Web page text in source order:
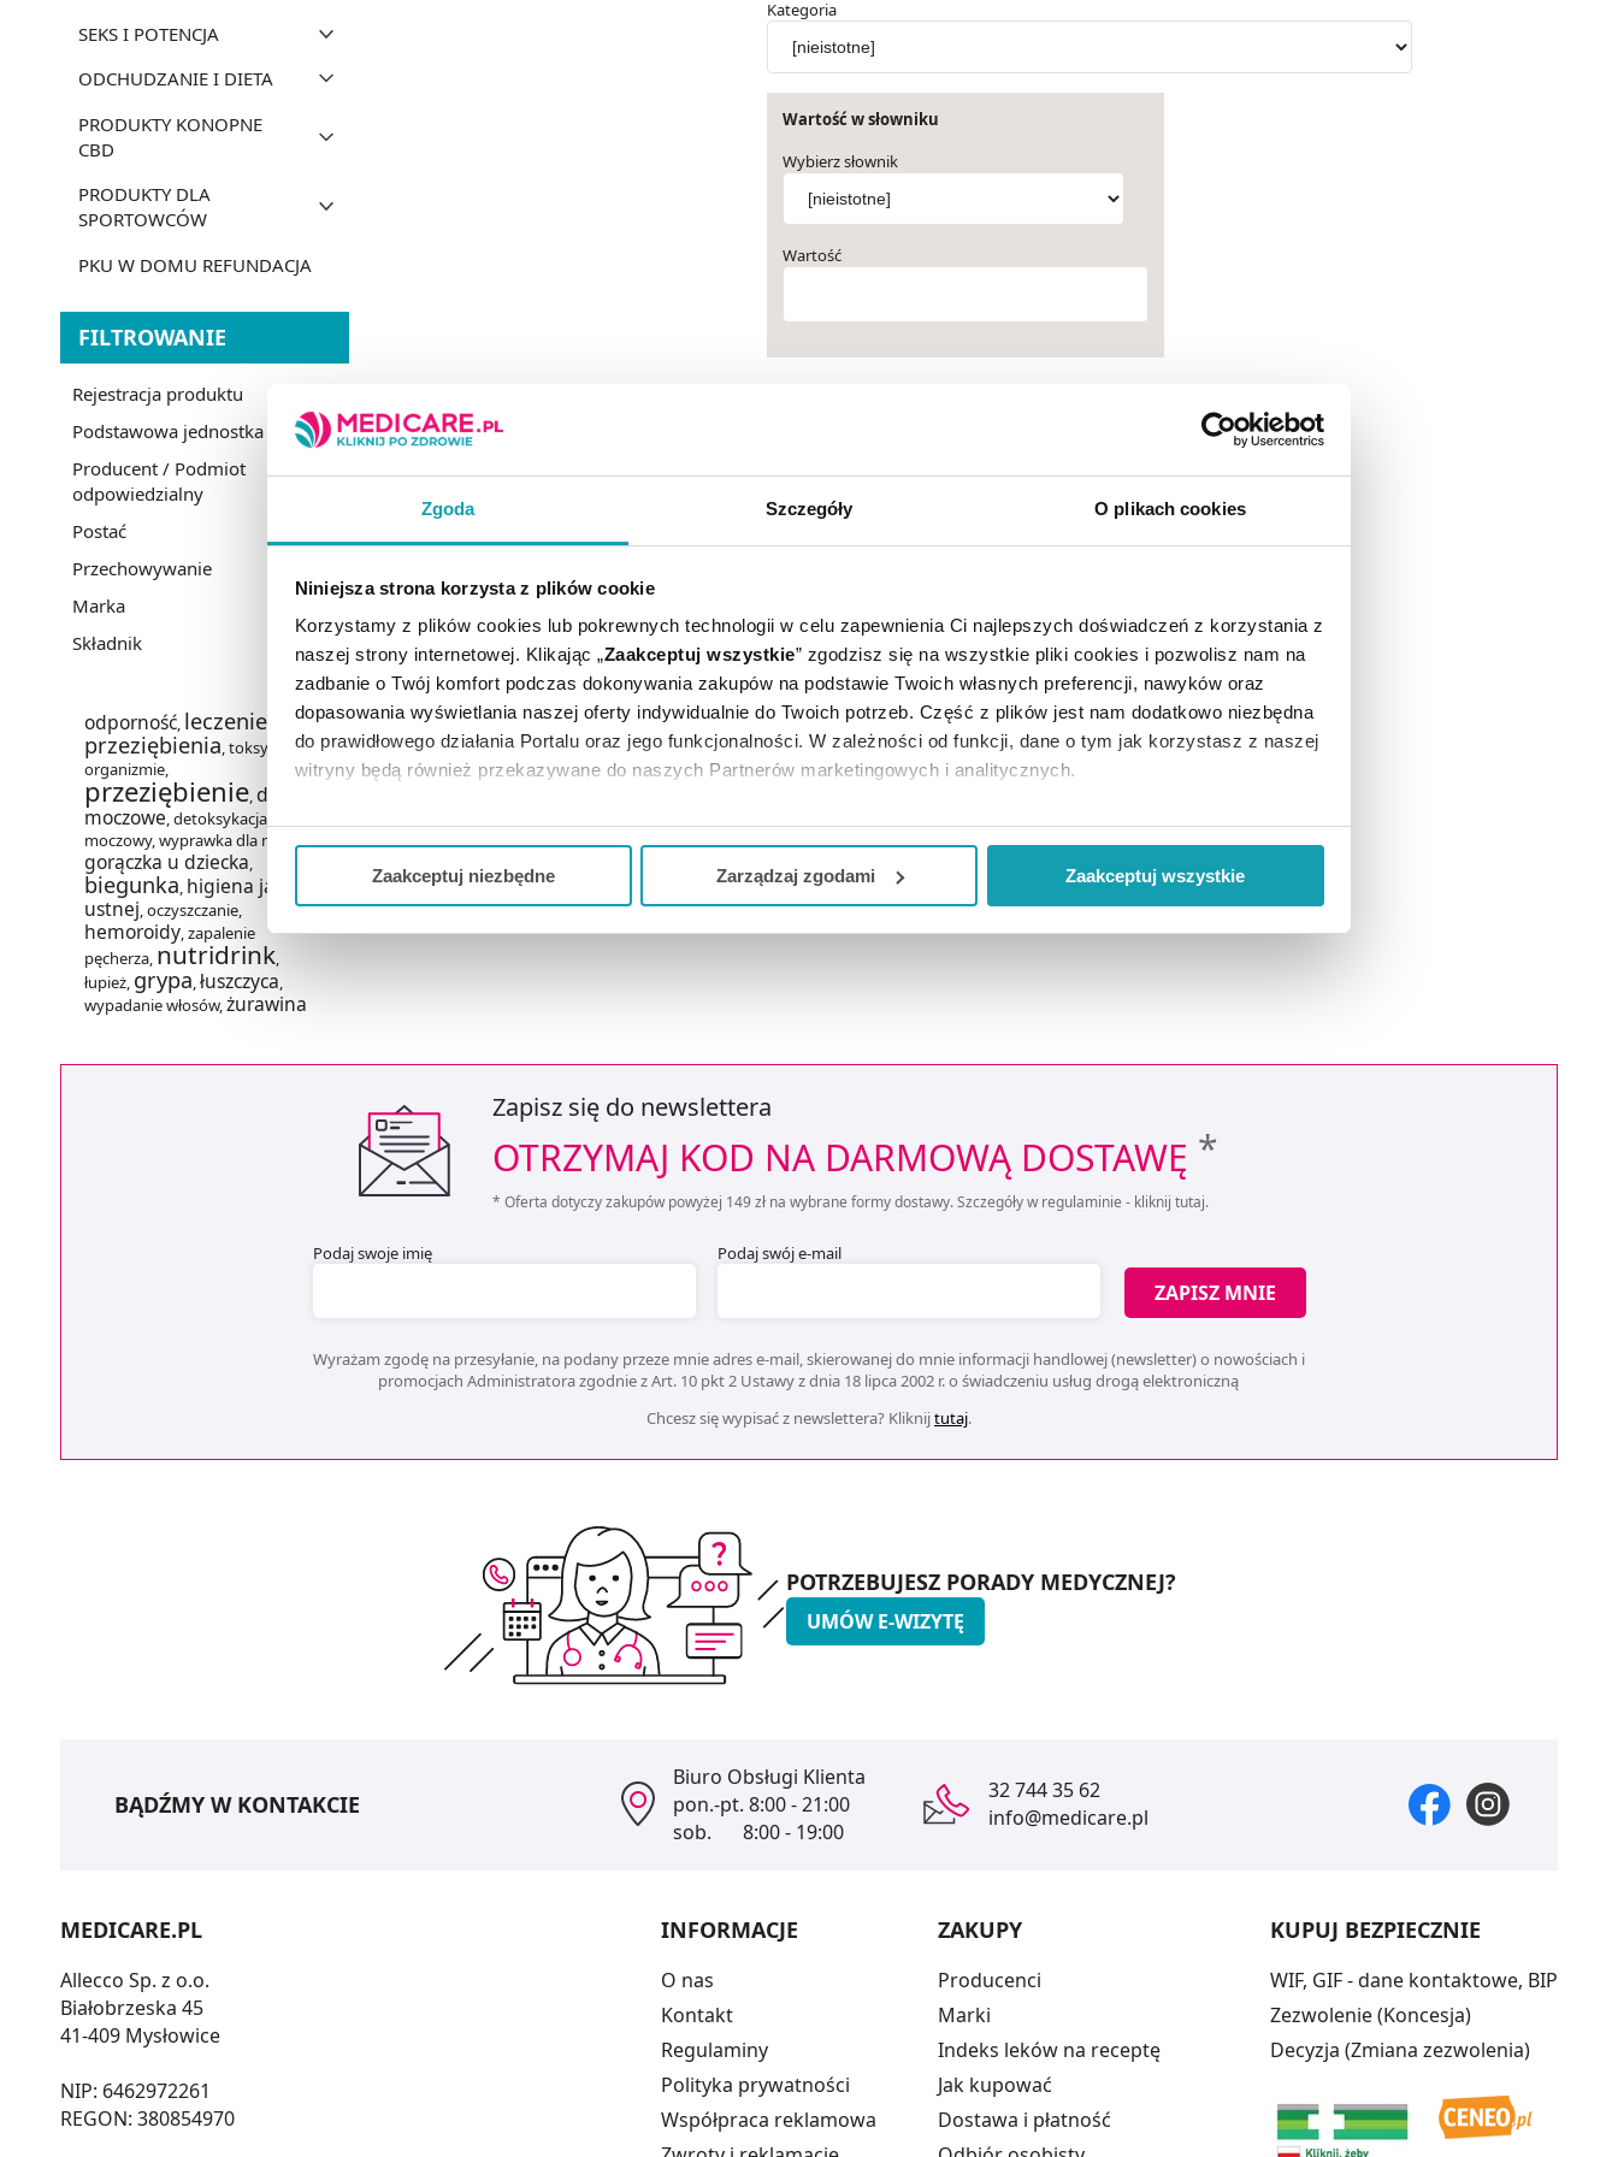
Zgoda Szczegóły O plikach cookies
Niniejsza strona korzysta z plików cookie
Korzystamy z plików cookies lub pokrewnych technologii w celu zapewnienia Ci najlepszych doświadczeń z korzystania z
naszej strony internetowej. Klikając „Zaakceptuj wszystkie” zgodzisz się na wszystkie pliki cookies i pozwolisz nam na
zadbanie o Twój komfort podczas dokonywania zakupów na podstawie Twoich własnych preferencji, nawyków oraz
dopasowania wyświetlania naszej oferty indywidualnie do Twoich potrzeb. Część z plików jest nam dodatkowo niezbędna
do prawidłowego działania Portalu oraz jego funkcjonalności. W zależności od funkcji, dane o tym jak korzystasz z naszej
witryny będą również przekazywane do naszych Partnerów marketingowych i analitycznych.
Jeżeli chcesz dostosować swoją zgodę i wybrać tylko niektóre dodatkowe funkcje, z którymi wiąże się zbieranie danych o
Zaakceptuj niezbędne Zarządzaj zgodami Zaakceptuj wszystkie
SEKS I POTENCJA
ODCHUDZANIE I DIETA
PRODUKTY KONOPNE
CBD
PRODUKTY DLA
SPORTOWCÓW
PKU W DOMU REFUNDACJA
FILTROWANIE
Rejestracja produktu
Podstawowa jednostka miary
Producent / Podmiot
odpowiedzialny
Postać
Przechowywanie
Marka
Składnik
odporność, leczenie
przeziębienia,toksyny w
organizmie,
przeziębienie,drogi
moczowe,detoksykacja
moczowy,wyprawka dla mamy,
gorączka u dziecka,
biegunka, higiena jamy
ustnej,oczyszczanie,
hemoroidy,zapalenie
pęcherza, nutridrink,
łupież, grypa,łuszczyca,
wypadanie włosów,żurawina
Kategoria
Wartość w słowniku
Wybierz słownik
Wartość
Zapisz się do newslettera
OTRZYMAJ KOD NA DARMOWĄ DOSTAWĘ *
* Oferta dotyczy zakupów powyżej 149 zł na wybrane formy dostawy. Szczegóły w regulaminie - kliknij tutaj.
Podaj swoje imię Podaj swój e-mail
ZAPISZ MNIE
Wyrażam zgodę na przesyłanie, na podany przeze mnie adres e-mail, skierowanej do mnie informacji handlowej (newsletter) o nowościach i
promocjach Administratora zgodnie z Art. 10 pkt 2 Ustawy z dnia 18 lipca 2002 r. o świadczeniu usług drogą elektroniczną
Chcesz się wypisać z newslettera? Kliknijtutaj.
POTRZEBUJESZ PORADY MEDYCZNEJ?
UMÓW E-WIZYTĘ
BĄDŹMY W KONTAKCIE
Biuro Obsługi Klienta
pon.-pt. 8:00 - 21:00
sob.
8:00 - 19:00
32 744 35 62
info@medicare.pl
MEDICARE.PL
Allecco Sp. z o.o.
Białobrzeska 45
41-409 Mysłowice
NIP: 6462972261
REGON: 380854970
INFORMACJE
O nas
Kontakt
Regulaminy
Polityka prywatności
Współpraca reklamowa
ZAKUPY
Producenci
Marki
Indeks leków na receptę
Jak kupować
Dostawa i płatność
KUPUJ BEZPIECZNIE
WIF, GIF - dane kontaktowe, BIP
Zezwolenie (Koncesja)
Decyzja (Zmiana zezwolenia)